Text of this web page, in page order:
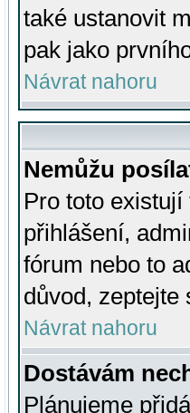
také ustanovit
pak jako
Návrat nahoru
Nemůžu
Pro toto
přihlášení,
fórum nebo to
důvod, zeptejte
Návrat nahoru
Dostávám
Plánujeme